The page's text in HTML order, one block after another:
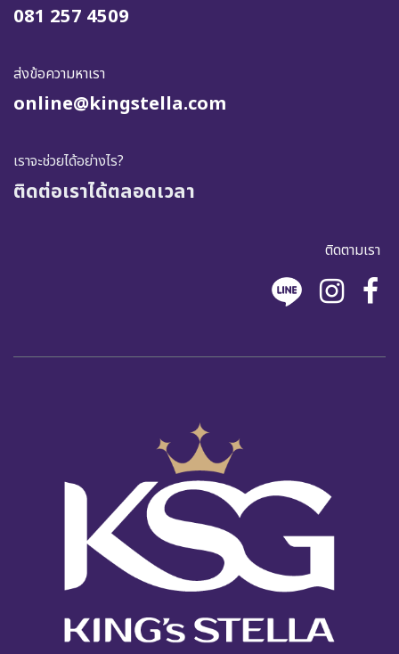
081 257 4509
ส่งข้อความหาเรา
online@kingstella.com
เราจะช่วยได้อย่างไร?
ติดต่อเราได้ตลอดเวลา
ติดตามเรา